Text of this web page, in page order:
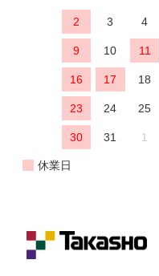
2 3 4
9 10 11
16 17 18
23 24 25
30 31 1
休業日